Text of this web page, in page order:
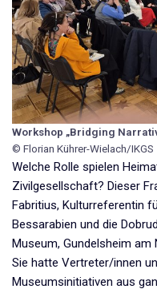
Workshop „Bridging
© Florian Kührer-Wielach/IKGS
Welche Rolle spielen
Zivilgesellschaft? Dieser
Fabritius, Kulturreferentin
Bessarabien und die
Museum, Gundelsheim am
Sie hatte Vertreter/innen
Museumsinitiativen aus